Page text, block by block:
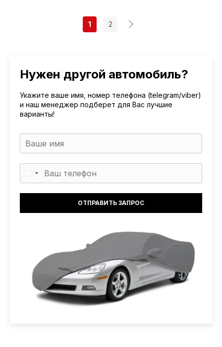
1 2
Нужен другой автомобиль?
Укажите ваше имя, номер телефона (telegram/viber)
и наш менеджер подберет для Вас лучшие
варианты!